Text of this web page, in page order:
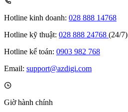
Hotline kinh doanh: 028 888 14768
Hotline kỹ thuật: 028 888 24768 (24/7)
Hotline kế toán: 0903 982 768
Email: support@azdigi.com
Giờ hành chính